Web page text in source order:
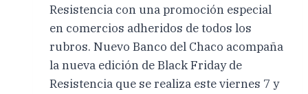
Resistencia con una promoción especial
en comercios adheridos de todos los
rubros. Nuevo Banco del Chaco acompaña
la nueva edición de Black Friday de
Resistencia que se realiza este viernes 7 y